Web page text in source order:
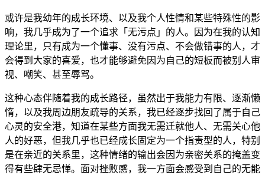
或许是我幼年的成长环境、以及我个人性情和某些特殊性的影
响，我几乎成为了一个追求「无污点」的人。因为在我的认知
理论里，只有成为一个懂事、没有污点、不会做错事的人，才
会得到大家的喜爱，也才能够避免因为自己的短板而被别人审
视、嘲笑、甚至辱骂。
这种心态伴随着我的成长路径，虽然出于我能力有限、逐渐懒
惰，以及我周边朋友疏导的关系，我已经逐步找回了属于自己
心灵的安全港，知道在某些方面我无需迁就他人、无需关心他
人的好恶，但我几乎也已经成长固定为一个指责型的人，特别
是在亲近的关系里，这种情绪的输出会因为亲密关系的掩盖变
得有些肆无忌惮。面对挫败感，我一方面会感受到自己的无能